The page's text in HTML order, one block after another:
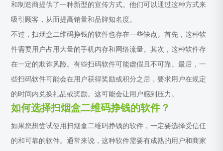
和制造商提供了一种新型的宣传方式。他们可以通过这种方式来
吸引顾客，从而提高销量和品牌知名度。
不过，扫烟盒二维码挣钱的软件也存在一些缺点。首先，这种软
件需要用户占用大量的手机内存和网络流量。其次，这种软件存
在一定的欺诈风险。有些扫码软件可能虚假且不可靠。最后，一
些扫码软件可能会在用户获得奖励或积分之后，要求用户在规定
的时间内兑换礼品或奖励。这可能会让用户感到压力。
如何选择扫烟盒二维码挣钱的软件？
如果您想尝试使用扫烟盒二维码挣钱的软件，一定要选择受信任
的和可靠的软件。通常来说，这种软件需要有成熟的用户和商家